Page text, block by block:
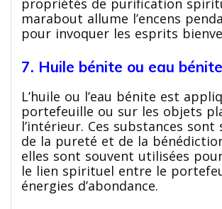
propriétés de purification
marabout allume l’encens
pour invoquer les esprits
7. Huile bénite ou eau bénite
L’huile ou l’eau bénite est
portefeuille ou sur les objets
l’intérieur. Ces substances sont
de la pureté et de la
elles sont souvent utilisées
le lien spirituel entre le
énergies d’abondance.